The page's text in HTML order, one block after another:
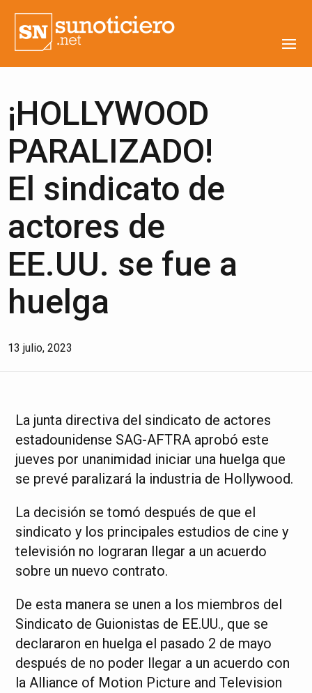
¡HOLLYWOOD
PARALIZADO!
El sindicato de
actores de
EE.UU. se fue a
huelga
13 julio, 2023
La junta directiva del sindicato de actores
estadounidense SAG-AFTRA aprobó este
jueves por unanimidad iniciar una huelga que
se prevé paralizará la industria de Hollywood.
La decisión se tomó después de que el
sindicato y los principales estudios de cine y
televisión no lograran llegar a un acuerdo
sobre un nuevo contrato.
De esta manera se unen a los miembros del
Sindicato de Guionistas de EE.UU., que se
declararon en huelga el pasado 2 de mayo
después de no poder llegar a un acuerdo con
la Alliance of Motion Picture and Television